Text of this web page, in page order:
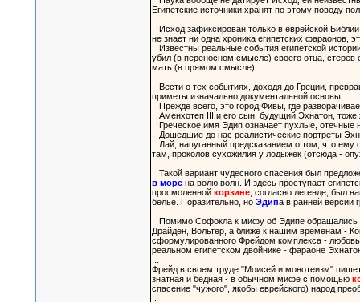
Египетские источники хранят по этому поводу
Исход зафиксирован только в еврейской
не знает ни одна хроника египетских фараонов,
Известны реальные события египетской
убил (в переносном смысле) своего отца,
мать (в прямом смысле).
Вести о тех событиях, доходя до Греции,
приметы изначально документальной основы.
Прежде всего, это город Фивы, где
Аменхотеп III и его сын, будущий Эхнатон, тоже
Греческое имя Эдип означает пухлые, отечные
Дошедшие до нас реалистические портреты
Лай, напуганный предсказанием о том, что ему
там, проколов сухожилия у лодыжек (отсюда -
Такой вариант чудесного спасения был
в морена волю волн. И здесь проступает
просмоленной корзине, согласно легенде, был
белье. Поразительно, но Эдипа в ранней версии
Помимо Софокла к мифу об Эдипе обращались
Драйден, Вольтер, а ближе к нашим временам -
сформулированного Фрейдом комплекса - любовь
реальном египетском двойнике - фараоне
Фрейд в своем труде "Моисей и монотеизм"
знатная и бедная - в обычном мифе с помощью
спасение "чужого", якобы еврейского) народ